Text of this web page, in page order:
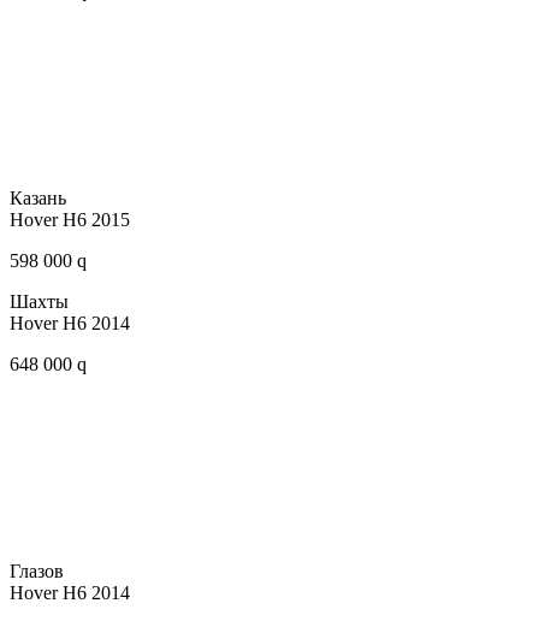
Казань
Hover H6 2015
598 000 q
Шахты
Hover H6 2014
648 000 q
Глазов
Hover H6 2014